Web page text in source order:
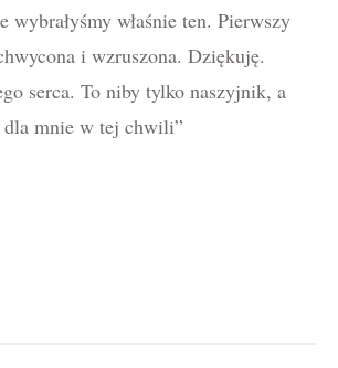
wybrałyśmy właśnie ten. Pierwszy
i wzruszona. Dziękuję.
serca. To niby tylko naszyjnik, a
mnie w tej chwili”